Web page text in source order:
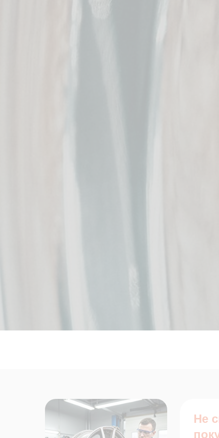
Не